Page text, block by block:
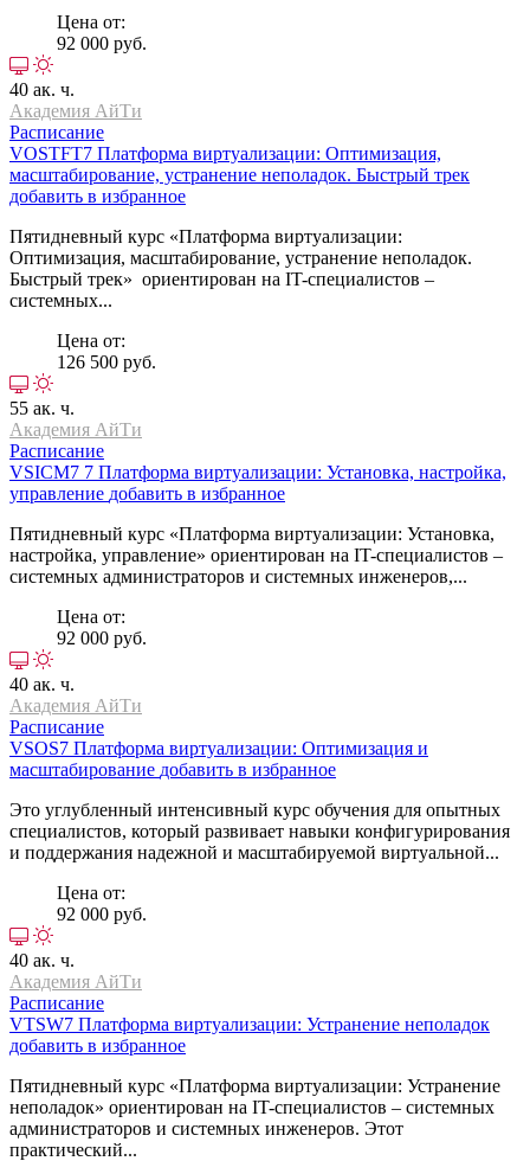
Цена от:
92 000 руб.
40 ак. ч.
Академия АйТи
Расписание
VOSTFT7 Платформа виртуализации: Оптимизация,
масштабирование, устранение неполадок. Быстрый трек
добавить в избранное
Пятидневный курс «Платформа виртуализации:
Оптимизация, масштабирование, устранение неполадок.
Быстрый трек» ориентирован на IT-специалистов –
системных...
Цена от:
126 500 руб.
55 ак. ч.
Академия АйТи
Расписание
VSICM7 7 Платформа виртуализации: Установка, настройка,
управление добавить в избранное
Пятидневный курс «Платформа виртуализации: Установка,
настройка, управление» ориентирован на IT-специалистов –
системных администраторов и системных инженеров,...
Цена от:
92 000 руб.
40 ак. ч.
Академия АйТи
Расписание
VSOS7 Платформа виртуализации: Оптимизация и
масштабирование добавить в избранное
Это углубленный интенсивный курс обучения для опытных
специалистов, который развивает навыки конфигурирования
и поддержания надежной и масштабируемой виртуальной...
Цена от:
92 000 руб.
40 ак. ч.
Академия АйТи
Расписание
VTSW7 Платформа виртуализации: Устранение неполадок
добавить в избранное
Пятидневный курс «Платформа виртуализации: Устранение
неполадок» ориентирован на IT-специалистов – системных
администраторов и системных инженеров. Этот
практический...